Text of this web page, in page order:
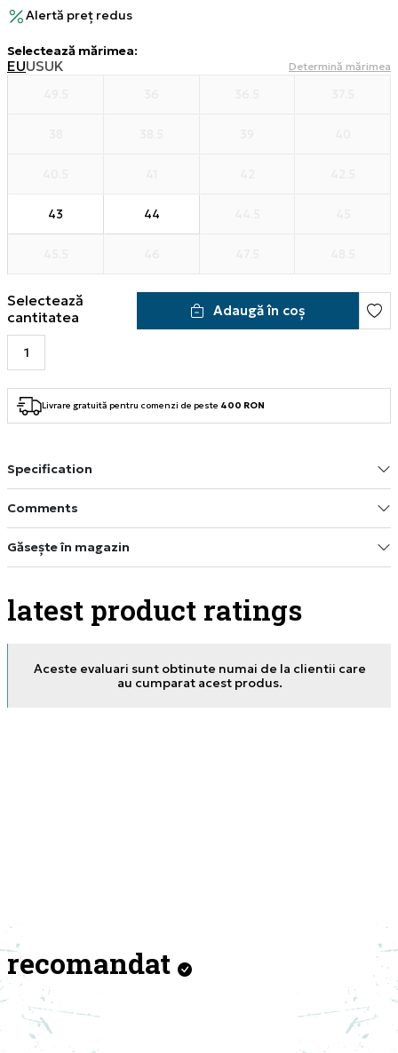
Alertă preț redus
Selectează mărimea:
EUUSUK Determină mărimea
43 44
Selectează
cantitatea
Adaugă în coș
Livrare gratuită pentru comenzi de peste 400 RON
Specification
Comments
Găsește în magazin
latest product ratings
Aceste evaluari sunt obtinute numai de la clientii care
au cumparat acest produs.
recomandat